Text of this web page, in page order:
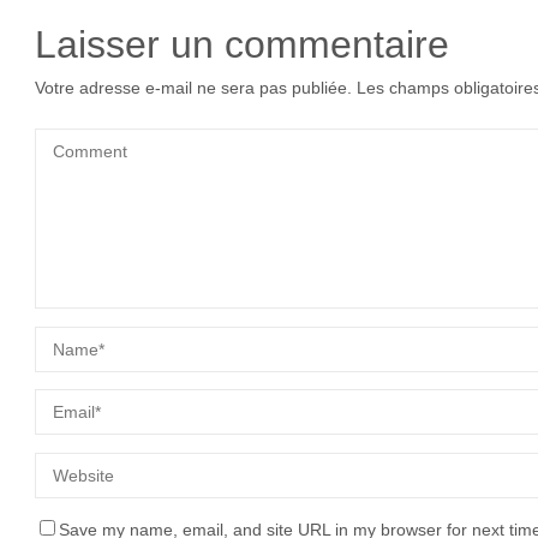
Laisser un commentaire
Votre adresse e-mail ne sera pas publiée. Les champs
Save my name, email, and site URL in my browser for next